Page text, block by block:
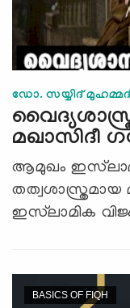
ഡോ. സയ്യിദ് മുഹമ്മദ്
മഖാസിദീ
ആമുഖം
ഇസ്‍ലാമിക
BASICS OF FIQH